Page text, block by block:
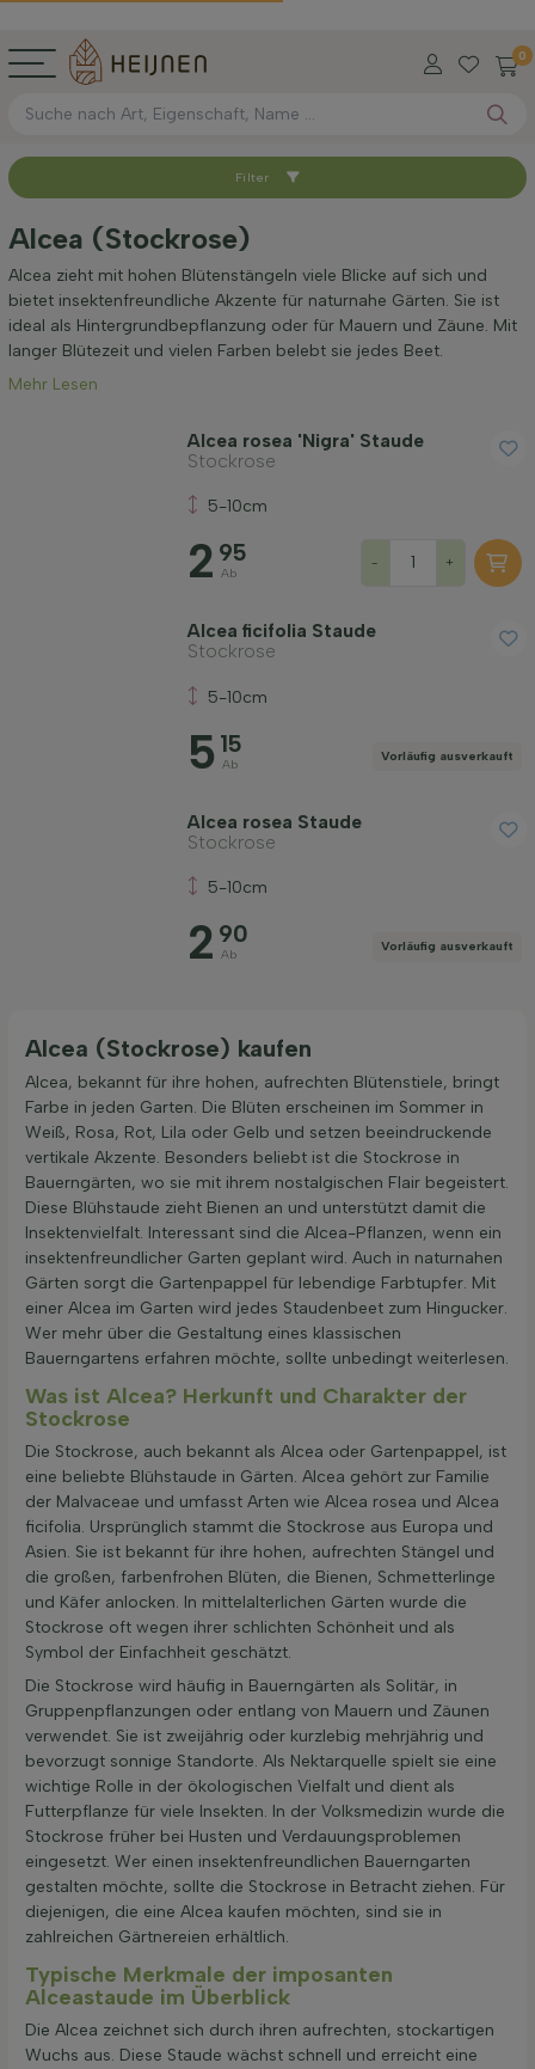
0
Sortieren nach
Verfügbar
Maximale Höhe (cm)
Widerstandsfähigkeit
Filter
Alcea (Stockrose)
Alcea zieht mit hohen Blütenstängeln viele Blicke auf sich und
bietet insektenfreundliche Akzente für naturnahe Gärten. Sie ist
ideal als Hintergrundbepflanzung oder für Mauern und Zäune. Mit
langer Blütezeit und vielen Farben belebt sie jedes Beet.
Mehr Lesen
Alcea rosea 'Nigra' Staude
Stockrose
5-10cm
2 95
Ab
- +
Alcea ficifolia Staude
Stockrose
5-10cm
5 15
Ab
Vorläufig ausverkauft
Alcea rosea Staude
Stockrose
5-10cm
2 90
Ab
Vorläufig ausverkauft
Alcea (Stockrose) kaufen
Alcea, bekannt für ihre hohen, aufrechten Blütenstiele, bringt
Farbe in jeden Garten. Die Blüten erscheinen im Sommer in
Weiß, Rosa, Rot, Lila oder Gelb und setzen beeindruckende
vertikale Akzente. Besonders beliebt ist die Stockrose in
Bauerngärten, wo sie mit ihrem nostalgischen Flair begeistert.
Diese Blühstaude zieht Bienen an und unterstützt damit die
Insektenvielfalt. Interessant sind die Alcea-Pflanzen, wenn ein
insektenfreundlicher Garten geplant wird. Auch in naturnahen
Gärten sorgt die Gartenpappel für lebendige Farbtupfer. Mit
einer Alcea im Garten wird jedes Staudenbeet zum Hingucker.
Wer mehr über die Gestaltung eines klassischen
Bauerngartens erfahren möchte, sollte unbedingt weiterlesen.
Was ist Alcea? Herkunft und Charakter der
Stockrose
Die Stockrose, auch bekannt als Alcea oder Gartenpappel, ist
eine beliebte Blühstaude in Gärten. Alcea gehört zur Familie
der Malvaceae und umfasst Arten wie Alcea rosea und Alcea
ficifolia. Ursprünglich stammt die Stockrose aus Europa und
Asien. Sie ist bekannt für ihre hohen, aufrechten Stängel und
die großen, farbenfrohen Blüten, die Bienen, Schmetterlinge
und Käfer anlocken. In mittelalterlichen Gärten wurde die
Stockrose oft wegen ihrer schlichten Schönheit und als
Symbol der Einfachheit geschätzt.
Die Stockrose wird häufig in Bauerngärten als Solitär, in
Gruppenpflanzungen oder entlang von Mauern und Zäunen
verwendet. Sie ist zweijährig oder kurzlebig mehrjährig und
bevorzugt sonnige Standorte. Als Nektarquelle spielt sie eine
wichtige Rolle in der ökologischen Vielfalt und dient als
Futterpflanze für viele Insekten. In der Volksmedizin wurde die
Stockrose früher bei Husten und Verdauungsproblemen
eingesetzt. Wer einen insektenfreundlichen Bauerngarten
gestalten möchte, sollte die Stockrose in Betracht ziehen. Für
diejenigen, die eine Alcea kaufen möchten, sind sie in
zahlreichen Gärtnereien erhältlich.
Typische Merkmale der imposanten
Alceastaude im Überblick
Die Alcea zeichnet sich durch ihren aufrechten, stockartigen
Wuchs aus. Diese Staude wächst schnell und erreicht eine